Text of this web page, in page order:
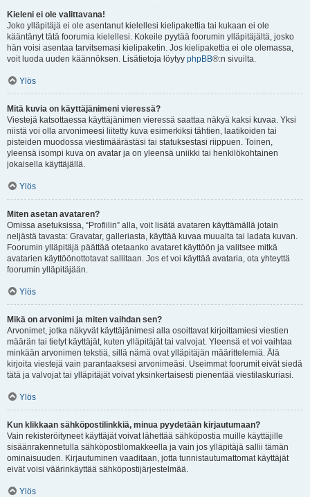
Kieleni ei ole valittavana!
Joko ylläpitäjä ei ole asentanut kielellesi kielipakettia tai kukaan ei ole
kääntänyt tätä foorumia kielellesi. Kokeile pyytää foorumin ylläpitäjältä, josko
hän voisi asentaa tarvitsemasi kielipaketin. Jos kielipakettia ei ole olemassa,
voit luoda uuden käännöksen. Lisätietoja löytyy phpBB®:n sivuilta.
Ylös
Mitä kuvia on käyttäjänimeni vieressä?
Viestejä katsottaessa käyttäjänimen vieressä saattaa näkyä kaksi kuvaa. Yksi
niistä voi olla arvonimeesi liitetty kuva esimerkiksi tähtien, laatikoiden tai
pisteiden muodossa viestimäärästäsi tai statuksestasi riippuen. Toinen,
yleensä isompi kuva on avatar ja on yleensä uniikki tai henkilökohtainen
jokaisella käyttäjällä.
Ylös
Miten asetan avataren?
Omissa asetuksissa, “Profiilin” alla, voit lisätä avataren käyttämällä jotain
neljästä tavasta: Gravatar, galleriasta, käyttää kuvaa muualta tai ladata kuvan.
Foorumin ylläpitäjä päättää otetaanko avataret käyttöön ja valitsee mitkä
avatarien käyttöönottotavat sallitaan. Jos et voi käyttää avataria, ota yhteyttä
foorumin ylläpitäjään.
Ylös
Mikä on arvonimi ja miten vaihdan sen?
Arvonimet, jotka näkyvät käyttäjänimesi alla osoittavat kirjoittamiesi viestien
määrän tai tietyt käyttäjät, kuten ylläpitäjät tai valvojat. Yleensä et voi vaihtaa
minkään arvonimen tekstiä, sillä nämä ovat ylläpitäjän määrittelemiä. Älä
kirjoita viestejä vain parantaaksesi arvonimeäsi. Useimmat foorumit eivät siedä
tätä ja valvojat tai ylläpitäjät voivat yksinkertaisesti pienentää viestilaskuriasi.
Ylös
Kun klikkaan sähköpostilinkkiä, minua pyydetään kirjautumaan?
Vain rekisteröityneet käyttäjät voivat lähettää sähköpostia muille käyttäjille
sisäänrakennetulla sähköpostilomakkeella ja vain jos ylläpitäjä sallii tämän
ominaisuuden. Kirjautuminen vaaditaan, jotta tunnistautumattomat käyttäjät
eivät voisi väärinkäyttää sähköpostijärjestelmää.
Ylös